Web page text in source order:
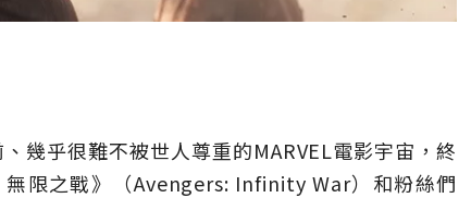
幾乎很難不被世人尊重的MARVEL電影宇宙，終
限之戰》（Avengers: Infinity War）和粉絲們